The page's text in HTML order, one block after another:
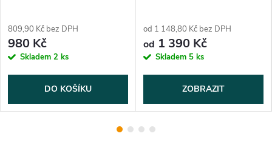
809,90 Kč bez DPH
980 Kč
Skladem 2 ks
DO KOŠÍKU
od 1 148,80 Kč bez DPH
od 1 390 Kč
Skladem 5 ks
ZOBRAZIT